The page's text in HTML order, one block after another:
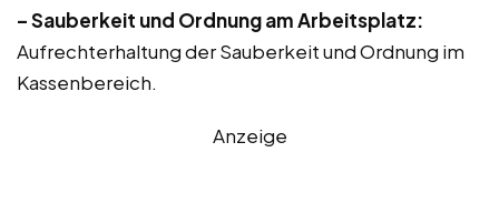
– Sauberkeit und Ordnung am Arbeitsplatz:
Aufrechterhaltung der Sauberkeit und Ordnung im
Kassenbereich.
Anzeige